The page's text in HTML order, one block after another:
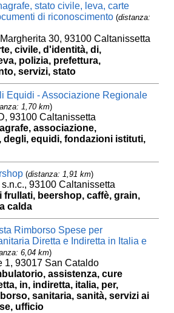
stato civile, leva, carte
di riconoscimento (distanza:
30, 93100 Caltanissetta
civile, d'identità, di,
polizia, prefettura,
servizi, stato
Equidi - Associazione Regionale
1,70 km)
93100 Caltanissetta
associazione,
degli, equidi, fondazioni istituti,
(distanza: 1,91 km)
93100 Caltanissetta
frullati, beershop, caffè, grain,
calda
Rimborso Spese per
Diretta e Indiretta in Italia e
6,04 km)
1, 93017 San Cataldo
assistenza, cure
in, indiretta, italia, per,
sanitaria, sanità, servizi ai
ufficio